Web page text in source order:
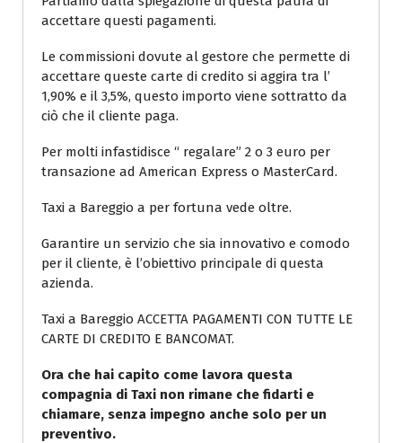
accettare questi pagamenti.
Le commissioni dovute al gestore che permette di
accettare queste carte di credito si aggira tra l’
1,90% e il 3,5%, questo importo viene sottratto da
ciò che il cliente paga.
Per molti infastidisce “ regalare” 2 o 3 euro per
transazione ad American Express o MasterCard.
Taxi a Bareggio a per fortuna vede oltre.
Garantire un servizio che sia innovativo e comodo
per il cliente, è l’obiettivo principale di questa
azienda.
Taxi a Bareggio ACCETTA PAGAMENTI CON TUTTE LE
CARTE DI CREDITO E BANCOMAT.
Ora che hai capito come lavora questa
compagnia di Taxi non rimane che fidarti e
chiamare, senza impegno anche solo per un
preventivo.